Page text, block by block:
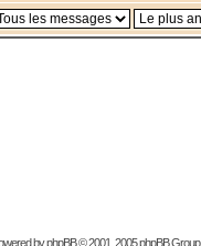
byphpBB© 2001, 2005 phpBB Group